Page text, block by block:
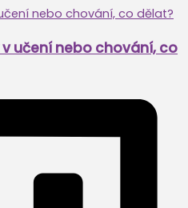
učení nebo chování, co